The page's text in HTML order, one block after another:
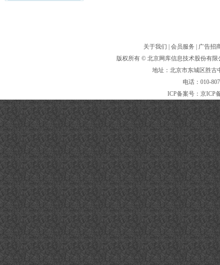
关于我们 会员服务
广告招
版权所有 © 北京网库信息技术股份有限
地址：北京市东城区胜
电话：010-
ICP备案号： 京ICP